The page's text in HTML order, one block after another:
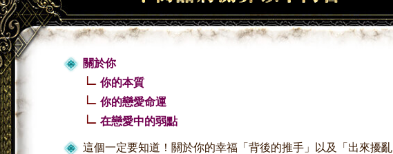
關於你
你的本質
你的戀愛命運
在戀愛中的弱點
這個一定要知道！關於你的幸福「背後的推手」以及「出來擾